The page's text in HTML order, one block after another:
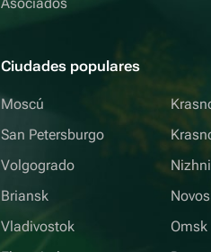
Ciudades populares
Moscú
San Petersburgo
Volgogrado
Briansk
Vladivostok
Omsk